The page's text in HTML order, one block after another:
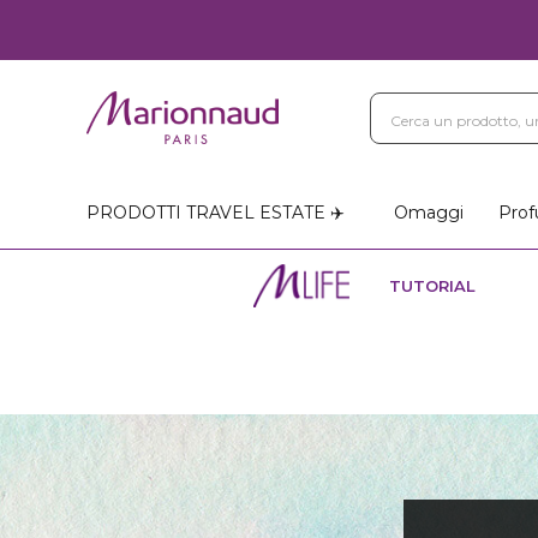
PRODOTTI TRAVEL ESTATE ✈️ Omaggi
TUTORIAL